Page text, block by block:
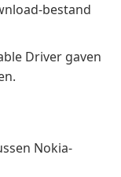
bestand
Driver gaven
Nokia-